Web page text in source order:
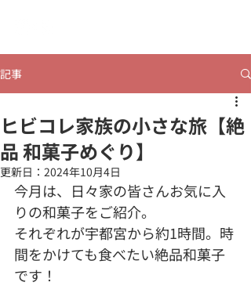
記事
ヒビコレ家族の小さな旅【絶
品 和菓子めぐり】
更新日： 2024年10月4日
今月は、日々家の皆さんお気に入
りの和菓子をご紹介。
それぞれが宇都宮から約1時間。時
間をかけても食べたい絶品和菓子
です！